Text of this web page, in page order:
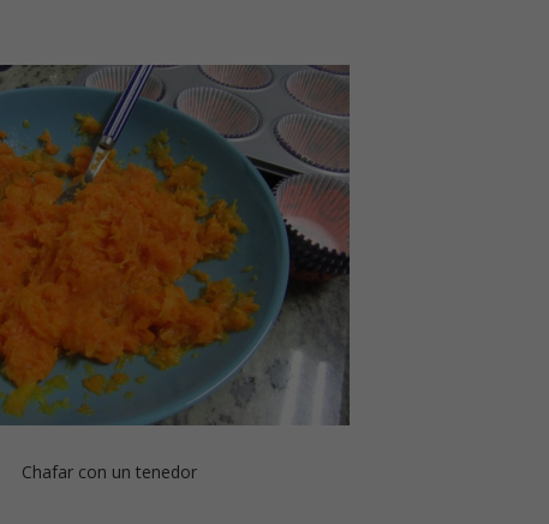
Chafar con un tenedor